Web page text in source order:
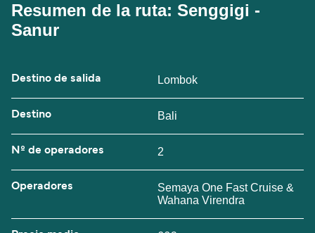
Resumen de la ruta: Senggigi -
Sanur
Destino de salida Lombok
Destino Bali
Nº de operadores 2
Operadores
Semaya One Fast Cruise &
Wahana Virendra